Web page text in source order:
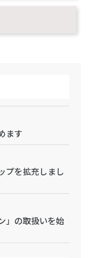
ます
プを拡充しまし
」の取扱いを始